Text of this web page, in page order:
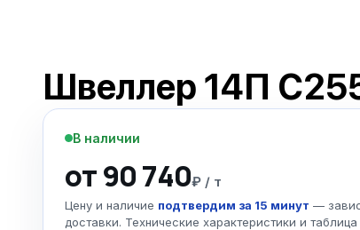
Швеллер 14П
В наличии
от 90 740₽ / т
Цену и наличие подтвердим за 15 минут —
доставки. Технические характеристики и